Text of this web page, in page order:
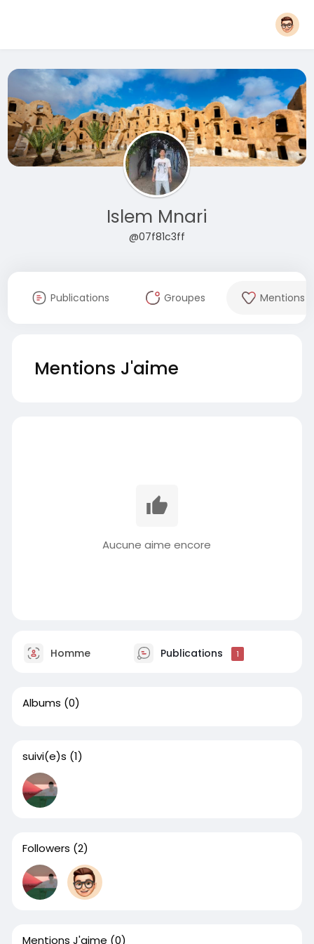
Islem Mnari
@07f81c3ff
Publications Groupes Mentions
Mentions J'aime
Aucune aime encore
Homme Publications 1
Albums (0)
suivi(e)s (1)
Followers (2)
Mentions J'aime (0)